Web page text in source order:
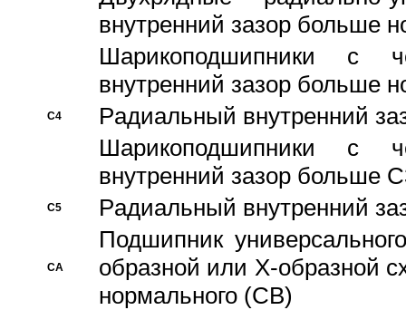
внутренний зазор больше
Шарикоподшипники с
внутренний зазор больше
C4
Pадиальный внутренний
Шарикоподшипники с
внутренний зазор больше
C5 Pадиальный внутренний
CA
Подшипник
образной или Х-образной
нормального (CB)